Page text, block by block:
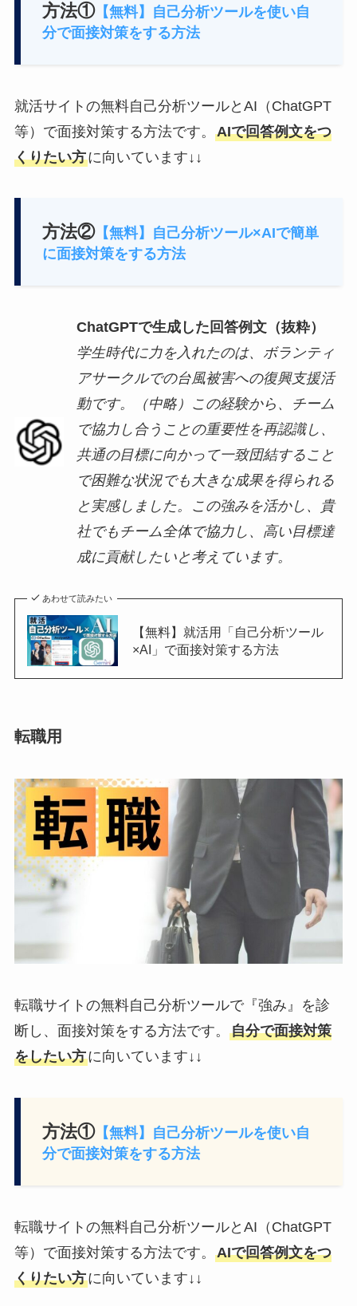
方法①【無料】自己分析ツールを使い自
分で面接対策をする方法
就活サイトの無料自己分析ツールとAI（ChatGPT
等）で面接対策する方法です。 AIで回答例文をつ
くりたい方に向いています↓↓
方法②【無料】自己分析ツール×AIで簡単
に面接対策をする方法
ChatGPTで生成した回答例文（抜粋）
学生時代に力を入れたのは、ボランティ
アサークルでの台風被害への復興支援活
動です。（中略）この経験から、チーム
で協力し合うことの重要性を再認識し、
共通の目標に向かって一致団結すること
で困難な状況でも大きな成果を得られる
と実感しました。この強みを活かし、貴
社でもチーム全体で協力し、高い目標達
成に貢献したいと考えています。
あわせて読みたい
【無料】就活用「自己分析ツール
×AI」で面接対策する方法
転職用
転職サイトの無料自己分析ツールで『強み』を診
断し、面接対策をする方法です。 自分で面接対策
をしたい方に向いています↓↓
方法①【無料】自己分析ツールを使い自
分で面接対策をする方法
転職サイトの無料自己分析ツールとAI（ChatGPT
等）で面接対策する方法です。 AIで回答例文をつ
くりたい方に向いています↓↓